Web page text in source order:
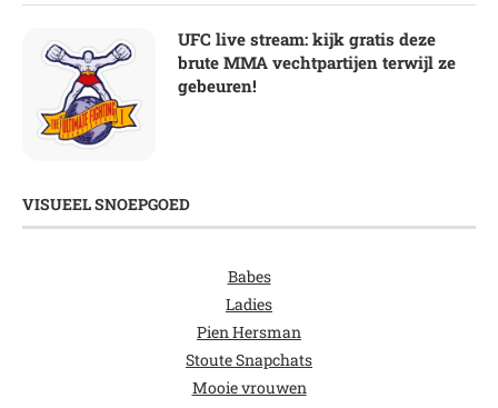
UFC live stream: kijk gratis deze
brute MMA vechtpartijen terwijl ze
gebeuren!
VISUEEL SNOEPGOED
Babes
Ladies
Pien Hersman
Stoute Snapchats
Mooie vrouwen